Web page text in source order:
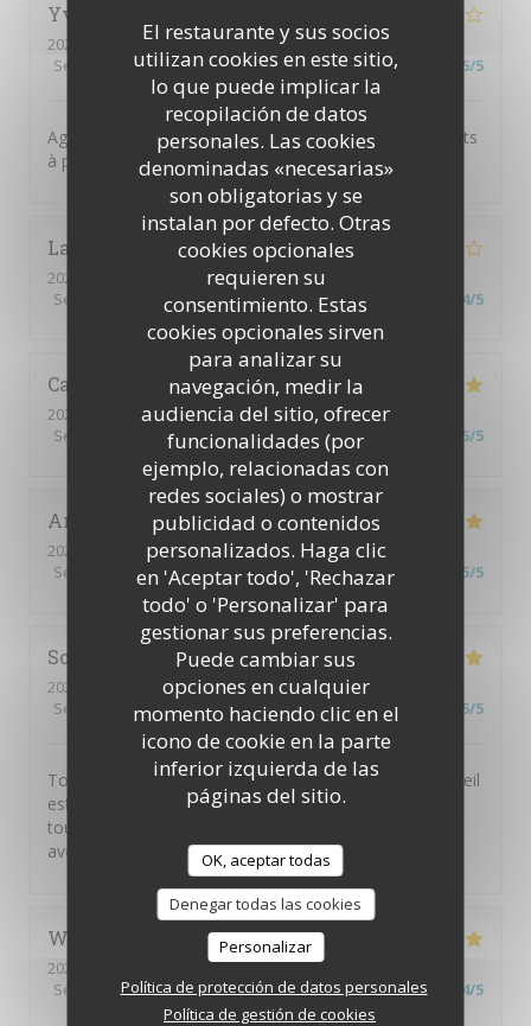
El restaurante y sus socios
utilizan cookies en este sitio,
lo que puede implicar la
recopilación de datos
personales. Las cookies
denominadas «necesarias»
son obligatorias y se
instalan por defecto. Otras
cookies opcionales
requieren su
consentimiento. Estas
cookies opcionales sirven
para analizar su
navegación, medir la
audiencia del sitio, ofrecer
funcionalidades (por
ejemplo, relacionadas con
redes sociales) o mostrar
publicidad o contenidos
personalizados. Haga clic
en 'Aceptar todo', 'Rechazar
todo' o 'Personalizar' para
gestionar sus preferencias.
Puede cambiar sus
opciones en cualquier
momento haciendo clic en el
icono de cookie en la parte
inferior izquierda de las
páginas del sitio.
OK, aceptar todas
Denegar todas las cookies
Personalizar
Política de protección de datos personales
Política de gestión de cookies
Yvana
2026-07-25
- 20:00 - Invitados 7
Servicio
/5 Ambiente: 4/5 Menú: 4/5 Calidad / Precio 5/5
Agréable restaurant, personnel sympathique. Bons plats
à prix corrects.
Laurent
2026-07-23
- 13:00 - Invitados 2
Servicio
Ambiente:4/5 Menú: /5 Calidad / Precio 4/5
Carole
2026-07-23
- 12:00 - Invitados 2
Servicio
Ambiente:5/5 Menú: 4/5 Calidad / Precio 5/5
Anais
2026-07-17
- 20:00 - Invitados 2
Servicio
/5 Ambiente:5/5 Menú 5/5 Calidad / Precio 5/5
Sofy
2026-07-09
- 21:30 - Invitados 2
Servicio
/5 Ambiente: 5/5 Menú:5 /5 Calidad / Precio 5/5
Toujours un plaisir de venir dans ce restaurant ! L’accueil
est chaleureux, l’ambiance très agréable et les plats
toujours délicieux. Une adresse que je recommande
avec plaisir.
Wolfgang’s
2026-05-30
- 20:00 - Invitados 4
Servicio
5/5 Ambiente:4/5 Menú:5/5 Calidad / Precio 4/5